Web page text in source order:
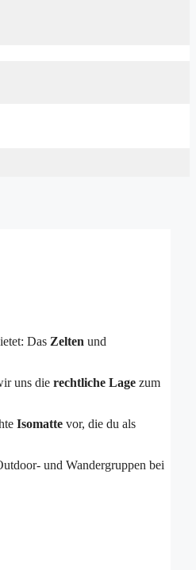
Das Zelten und
uns die rechtliche Lage zum
Isomatte vor, die du als
und Wandergruppen bei